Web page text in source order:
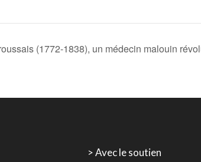
(1772-1838), un médecin malouin
> Avec le soutien